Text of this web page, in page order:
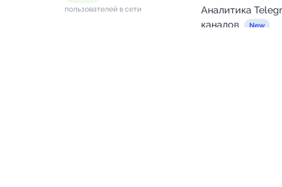
пользователей в сети
Аналитика
каналов